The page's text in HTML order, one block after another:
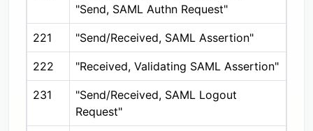
"Send, SAML Authn Request"
221 "Send/Received, SAML Assertion"
222 "Received, Validating SAML Assertion"
231
"Send/Received, SAML Logout
Request"